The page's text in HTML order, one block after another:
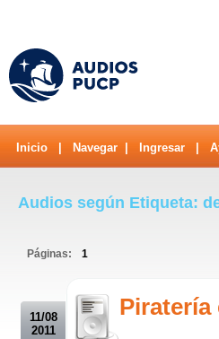
Inicio Navegar Ingresar
Audios según Etiqueta:
Páginas: 1
11/08
2011
Piratería